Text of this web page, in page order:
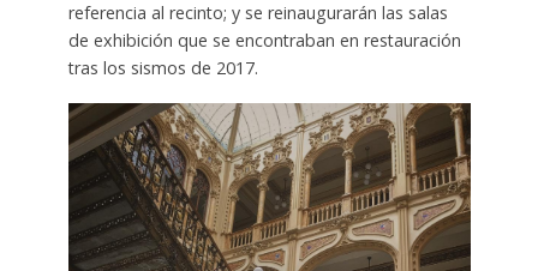
referencia al recinto; y se reinaugurarán las salas
de exhibición que se encontraban en restauración
tras los sismos de 2017.